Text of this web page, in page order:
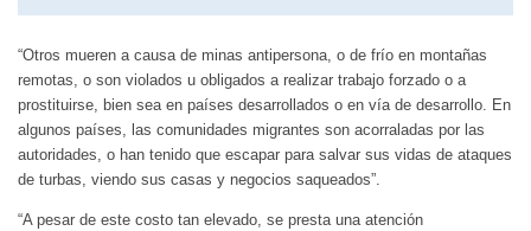
“Otros mueren a causa de minas antipersona, o de frío en montañas
remotas, o son violados u obligados a realizar trabajo forzado o a
prostituirse, bien sea en países desarrollados o en vía de desarrollo. En
algunos países, las comunidades migrantes son acorraladas por las
autoridades, o han tenido que escapar para salvar sus vidas de ataques
de turbas, viendo sus casas y negocios saqueados”.
“A pesar de este costo tan elevado, se presta una atención